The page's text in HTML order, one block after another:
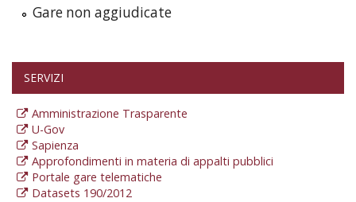
Gare non aggiudicate
SERVIZI
Amministrazione Trasparente
U-Gov
Sapienza
Approfondimenti in materia di appalti pubblici
Portale gare telematiche
Datasets 190/2012